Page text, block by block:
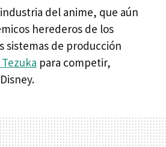
del anime, que aún
herederos de los
sistemas de producción
para competir,